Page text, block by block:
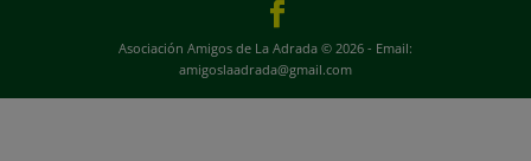
Asociación Amigos de La Adrada © 2026 - Email:
amigoslaadrada@gmail.com